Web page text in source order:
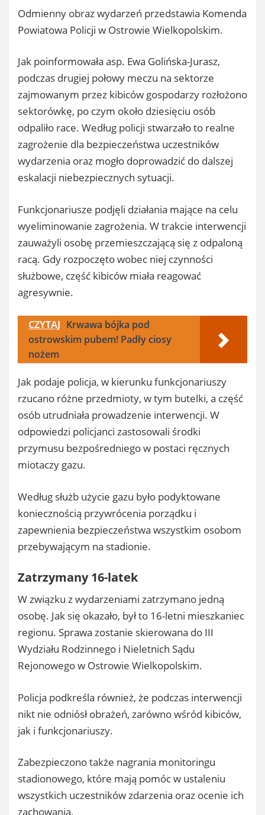
Odmienny obraz wydarzeń przedstawia Komenda
Powiatowa Policji w Ostrowie Wielkopolskim.
Jak poinformowała asp. Ewa Golińska-Jurasz,
podczas drugiej połowy meczu na sektorze
zajmowanym przez kibiców gospodarzy rozłożono
sektorówkę, po czym około dziesięciu osób
odpaliło race. Według policji stwarzało to realne
zagrożenie dla bezpieczeństwa uczestników
wydarzenia oraz mogło doprowadzić do dalszej
eskalacji niebezpiecznych sytuacji.
Funkcjonariusze podjęli działania mające na celu
wyeliminowanie zagrożenia. W trakcie interwencji
zauważyli osobę przemieszczającą się z odpaloną
racą. Gdy rozpoczęto wobec niej czynności
służbowe, część kibiców miała reagować
agresywnie.
CZYTAJ Krwawa bójka pod
ostrowskim pubem! Padły ciosy
nożem
Jak podaje policja, w kierunku funkcjonariuszy
rzucano różne przedmioty, w tym butelki, a część
osób utrudniała prowadzenie interwencji. W
odpowiedzi policjanci zastosowali środki
przymusu bezpośredniego w postaci ręcznych
miotaczy gazu.
Według służb użycie gazu było podyktowane
koniecznością przywrócenia porządku i
zapewnienia bezpieczeństwa wszystkim osobom
przebywającym na stadionie.
Zatrzymany 16-latek
W związku z wydarzeniami zatrzymano jedną
osobę. Jak się okazało, był to 16-letni mieszkaniec
regionu. Sprawa zostanie skierowana do III
Wydziału Rodzinnego i Nieletnich Sądu
Rejonowego w Ostrowie Wielkopolskim.
Policja podkreśla również, że podczas interwencji
nikt nie odniósł obrażeń, zarówno wśród kibiców,
jak i funkcjonariuszy.
Zabezpieczono także nagrania monitoringu
stadionowego, które mają pomóc w ustaleniu
wszystkich uczestników zdarzenia oraz ocenie ich
zachowania.